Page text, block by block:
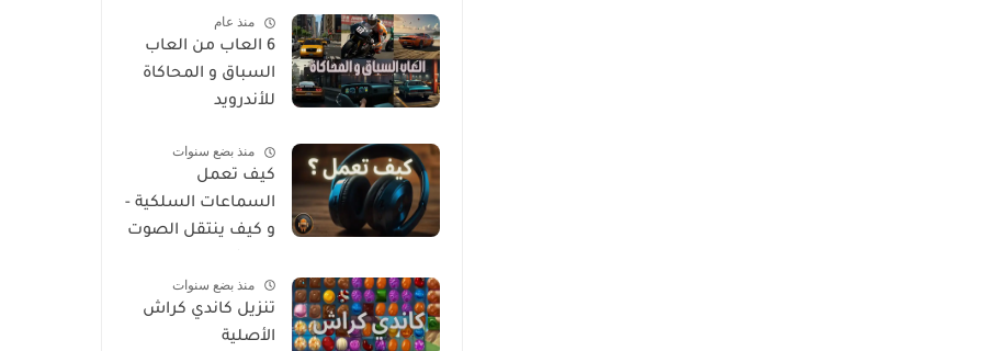
منذ عام
6 العاب من العاب
السباق و المحاكاة
للأندرويد
منذ بضع سنوات
كيف تعمل
السماعات السلكية -
و كيف ينتقل الصوت
منذ بضع سنوات
تنزيل كاندي كراش
الأصلية